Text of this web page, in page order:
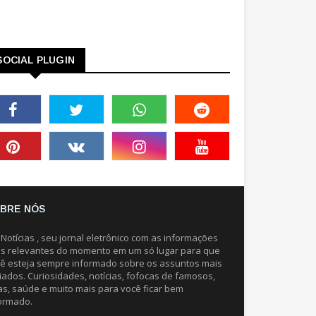
PLUGIN
NÓS
Notícias , seu jornal eletrônico com as informações
relevantes do momento em um só lugar para que
esteja sempre informado sobre os assuntos mais
Curiosidades, notícias, fofocas de famosos,
saúde e muito mais para você ficar bem